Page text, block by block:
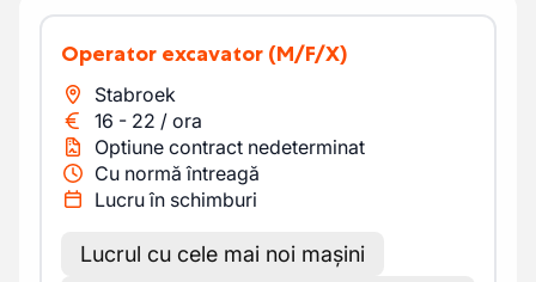
Operator excavator (M/F/X)
Stabroek
16 - 22 / ora
Optiune contract nedeterminat
Cu normă întreagă
Lucru în schimburi
Lucrul cu cele mai noi mașini